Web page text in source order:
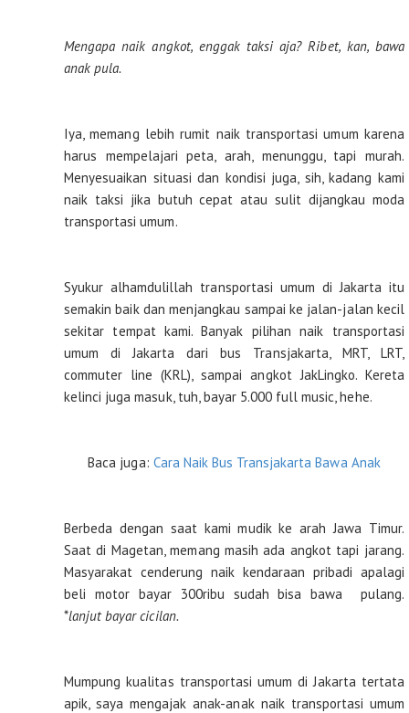
Mengapa naik angkot, enggak taksi aja? Ribet, kan, bawa
anak pula.
Iya, memang lebih rumit naik transportasi umum karena
harus mempelajari peta, arah, menunggu, tapi murah.
Menyesuaikan situasi dan kondisi juga, sih, kadang kami
naik taksi jika butuh cepat atau sulit dijangkau moda
transportasi umum.
Syukur alhamdulillah transportasi umum di Jakarta itu
semakin baik dan menjangkau sampai ke jalan-jalan kecil
sekitar tempat kami. Banyak pilihan naik transportasi
umum di Jakarta dari bus Transjakarta, MRT, LRT,
commuter line (KRL), sampai angkot JakLingko. Kereta
kelinci juga masuk, tuh, bayar 5.000 full music, hehe.
Baca juga: Cara Naik Bus Transjakarta Bawa Anak
Berbeda dengan saat kami mudik ke arah Jawa Timur.
Saat di Magetan, memang masih ada angkot tapi jarang.
Masyarakat cenderung naik kendaraan pribadi apalagi
beli motor bayar 300ribu sudah bisa bawa pulang.
*lanjut bayar cicilan.
Mumpung kualitas transportasi umum di Jakarta tertata
apik, saya mengajak anak-anak naik transportasi umum